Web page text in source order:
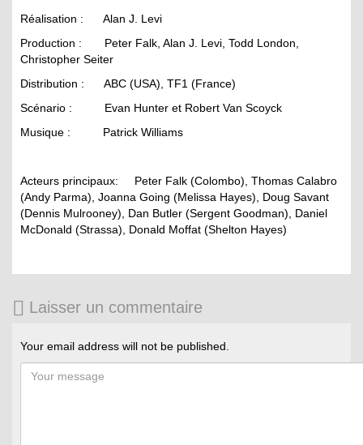
Réalisation : Alan J. Levi
Production : Peter Falk, Alan J. Levi, Todd London,
Christopher Seiter
Distribution : ABC (USA), TF1 (France)
Scénario : Evan Hunter et Robert Van Scoyck
Musique : Patrick Williams
Acteurs principaux: Peter Falk (Colombo), Thomas Calabro
(Andy Parma), Joanna Going (Melissa Hayes), Doug Savant
(Dennis Mulrooney), Dan Butler (Sergent Goodman), Daniel
McDonald (Strassa), Donald Moffat (Shelton Hayes)
Laisser un commentaire
Your email address will not be published.